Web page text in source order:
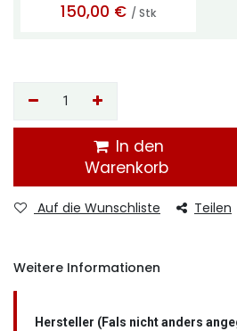
150,00 € / Stk
In den
Warenkorb
Auf die Wunschliste Teilen
Weitere Informationen
Hersteller (Fals nicht anders